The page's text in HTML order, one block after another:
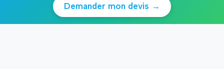
Demander mon devis →